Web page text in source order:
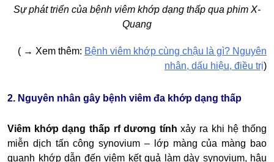
Sự phát triển của bệnh viêm khớp dạng thấp qua phim X-
Quang
( → Xem thêm: Bệnh viêm khớp cùng chậu là gì? Nguyên
nhân, dấu hiệu, điều trị)
2. Nguyên nhân gây bệnh viêm đa khớp dạng thấp
Viêm khớp dạng thấp rf dương tính xảy ra khi hệ thống
miễn dịch tấn công synovium –
lớp màng của màng bao
quanh khớp dẫn đến viêm kết quả làm dày synovium, hậu